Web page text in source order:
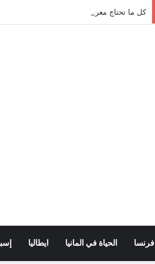
كل ما تحتاج معرفته عن تذاكر ووسائل النقل في
فرنسا الحياة في المانيا ايطاليا